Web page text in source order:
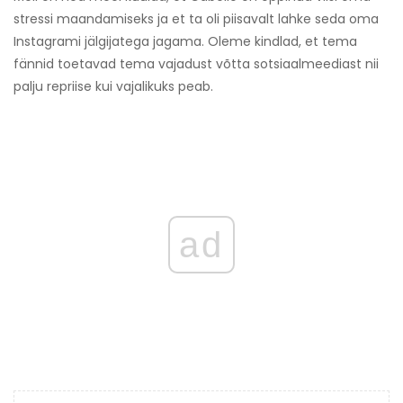
stressi maandamiseks ja et ta oli piisavalt lahke seda oma
Instagrami jälgijatega jagama. Oleme kindlad, et tema
fännid toetavad tema vajadust võtta sotsiaalmeediast nii
palju repriise kui vajalikuks peab.
ad